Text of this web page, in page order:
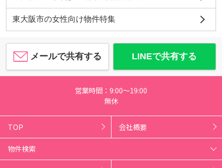
東大阪市の女性向け物件特集
メールで共有する LINEで共有する
営業時間：9:00～19:00
無休
TOP 会社概要
物件検索